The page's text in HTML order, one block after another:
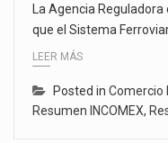
La Agencia
que el Sistema
LEER MÁS
Posted in Comercio
Resumen INCOMEX,